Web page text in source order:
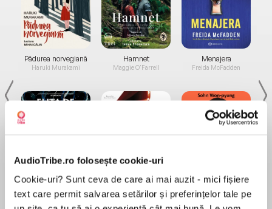
AudioTribe.ro folosește cookie-uri
Cookie-uri? Sunt ceva de care ai mai auzit - mici fișiere
text care permit salvarea setărilor și preferințelor tale pe
Pădurea norvegiană
Haruki Murakami
de...
Dani Francis
Hamnet
Maggie O'Farrell
la...
Lauren Weisberger
Menajera
Freida McFadden
Sohn Won-pyung